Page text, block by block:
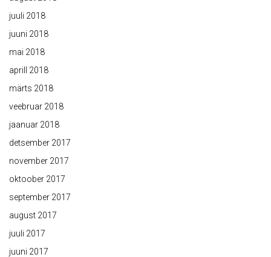
juuli 2018
juuni 2018
mai 2018
aprill 2018
märts 2018
veebruar 2018
jaanuar 2018
detsember 2017
november 2017
oktoober 2017
september 2017
august 2017
juuli 2017
juuni 2017